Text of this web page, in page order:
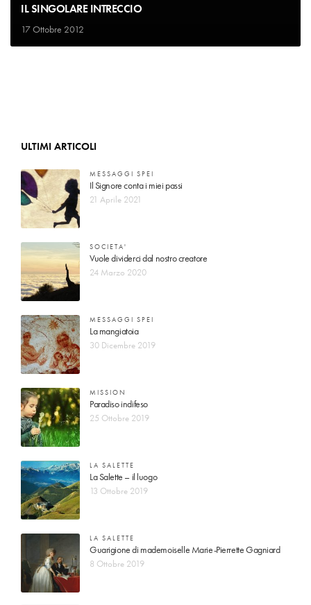
IL SINGOLARE INTRECCIO
17 Ottobre 2012
ULTIMI ARTICOLI
MESSAGGI SPEI
Il Signore conta i miei passi
21 Aprile 2021
SOCIETA'
Vuole dividerci dal nostro creatore
24 Marzo 2020
MESSAGGI SPEI
La mangiatoia
30 Dicembre 2019
MISSION
Paradiso indifeso
25 Ottobre 2019
LA SALETTE
La Salette – il luogo
13 Ottobre 2019
LA SALETTE
Guarigione di mademoiselle Marie-Pierrette Gagniard
8 Ottobre 2019